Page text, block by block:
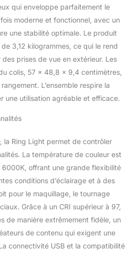
light est fabriqué en
alliage d'aluminium pour
stabiliser le maquillage
anneau lumineux. La
hauteur réglable varie de
22,8 pouces à 69,7
pouces; La conception
de scène à 3 pattes
assez stable et le
système de verrouillage
vos affaires en sécurité,
veuillez abaisser les trois
pattes. 【Selfie Controller
& IR Remote】- Vous
pouvez prendre des
photos directement avec
le contrôleur Selfie
Bluetooth sans fil ! Pas
besoin de toucher l'écran
super convivial ! Les Ring
Lights sont contrôlés via
qui enveloppe parfaitement le
moderne et fonctionnel, avec un
une stabilité optimale. Le produit
3,12 kilogrammes, ce qui le rend
prises de vue en extérieur. Les
colis, 57 x 48,8 x 9,4 centimètres,
L’ensemble respire la
une utilisation agréable et efficace.
la Ring Light permet de contrôler
La température de couleur est
offrant une grande flexibilité
conditions d’éclairage et à des
pour le maquillage, le tournage
Grâce à un CRI supérieur à 97,
de manière extrêmement fidèle, un
de contenu qui exigent une
connectivité USB et la compatibilité